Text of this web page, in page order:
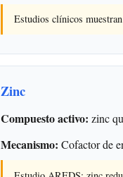
Estudios clínicos
Zinc
Compuesto activo: zinc
Mecanismo: Cofactor de